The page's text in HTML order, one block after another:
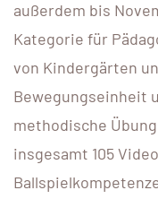
außerdem bis
Kategorie für
von Kindergärten
Bewegungseinheit
methodische
insgesamt 105